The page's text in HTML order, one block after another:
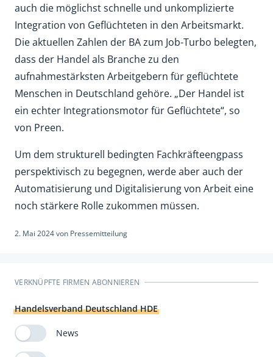
auch die möglichst schnelle und unkomplizierte
Integration von Geflüchteten in den Arbeitsmarkt.
Die aktuellen Zahlen der BA zum Job-Turbo belegten,
dass der Handel als Branche zu den
aufnahmestärksten Arbeitgebern für geflüchtete
Menschen in Deutschland gehöre. „Der Handel ist
ein echter Integrationsmotor für Geflüchtete“, so
von Preen.
Um dem strukturell bedingten Fachkräfteengpass
perspektivisch zu begegnen, werde aber auch der
Automatisierung und Digitalisierung von Arbeit eine
noch stärkere Rolle zukommen müssen.
2. Mai 2024von Pressemitteilung
VERKNÜPFTE FIRMEN ABONNIEREN
Handelsverband Deutschland HDE
News